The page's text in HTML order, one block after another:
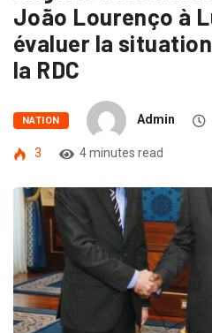
João Lourenço à
évaluer la
la RDC
NATION Admin
3 4 minutes read